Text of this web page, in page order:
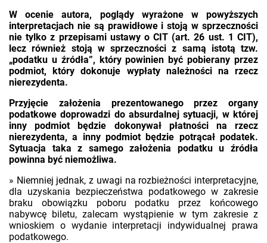
W ocenie autora, poglądy wyrażone w powyższych
interpretacjach nie są prawidłowe i stoją w sprzeczności
nie tylko z przepisami ustawy o CIT (art. 26 ust. 1 CIT),
lecz również stoją w sprzeczności z samą istotą tzw.
„podatku u źródła”, który powinien być pobierany przez
podmiot, który dokonuje wypłaty należności na rzecz
nierezydenta.
Przyjęcie założenia prezentowanego przez organy
podatkowe doprowadzi do absurdalnej sytuacji, w której
inny podmiot będzie dokonywał płatności na rzecz
nierezydenta, a inny podmiot będzie potrącał podatek.
Sytuacja taka z samego założenia podatku u źródła
powinna być niemożliwa.
» Niemniej jednak, z uwagi na rozbieżności interpretacyjne,
dla uzyskania bezpieczeństwa podatkowego w zakresie
braku obowiązku poboru podatku przez końcowego
nabywcę biletu, zalecam wystąpienie w tym zakresie z
wnioskiem o wydanie interpretacji indywidualnej prawa
podatkowego.